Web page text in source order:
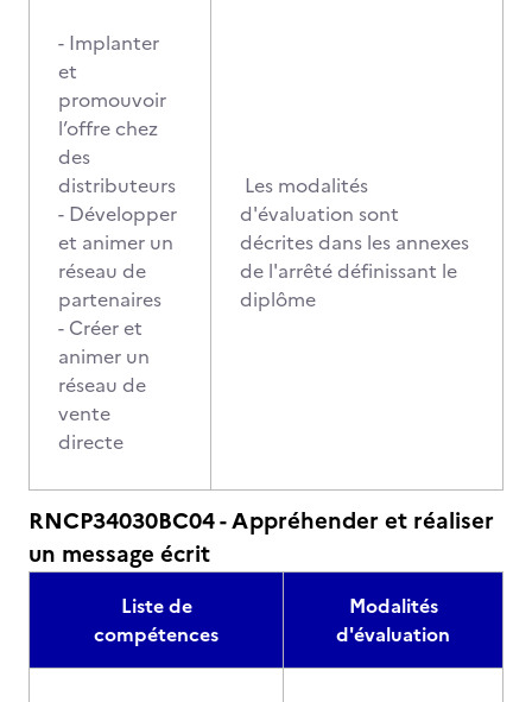
- Implanter
et
promouvoir
l’offre chez
des
distributeurs
- Développer
et animer un
réseau de
partenaires
- Créer et
animer un
réseau de
vente
directe
Les modalités
d'évaluation sont
décrites dans les annexes
de l'arrêté définissant le
diplôme
RNCP34030BC04 - Appréhender et réaliser
un message écrit
Liste de
compétences
Modalités
d'évaluation